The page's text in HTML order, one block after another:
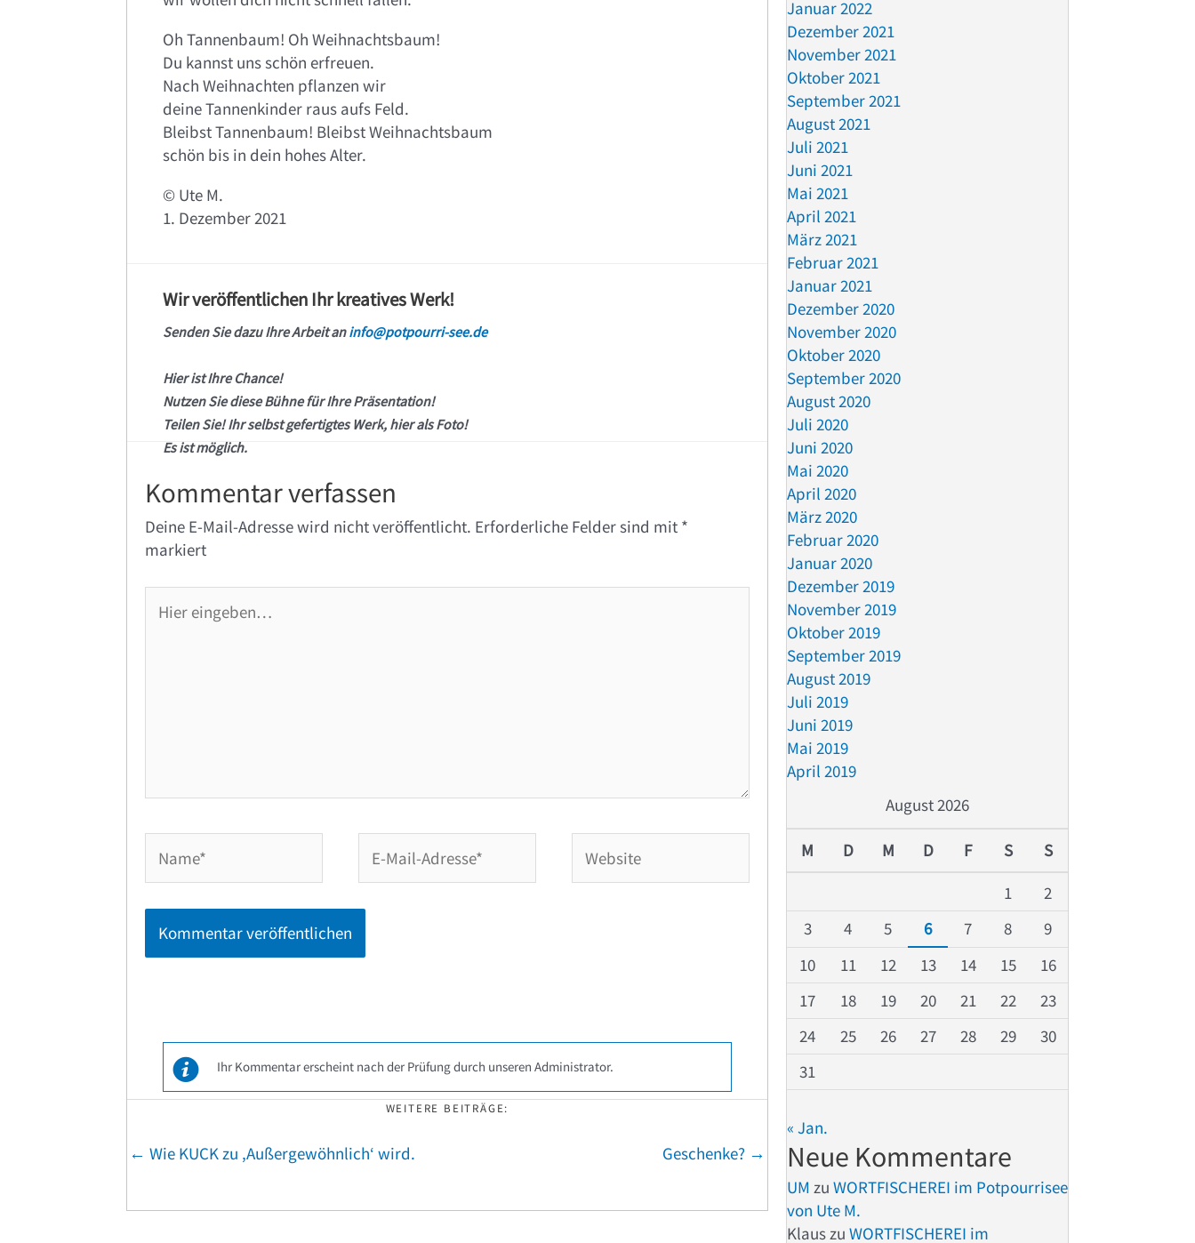
Oh Tannenbaum! Oh Weihnachtsbaum!
Du kannst uns schön erfreuen.
Nach Weihnachten pflanzen wir
deine Tannenkinder raus aufs Feld.
Bleibst Tannenbaum! Bleibst Weihnachtsbaum
schön bis in dein hohes Alter.
© Ute M.
1. Dezember 2021
Wir veröffentlichen Ihr kreatives Werk!
Senden Sie dazu Ihre Arbeit aninfo@potpourri-see.de
Hier ist Ihre Chance!
Nutzen Sie diese Bühne für Ihre Präsentation!
Teilen Sie! Ihr selbst gefertigtes Werk, hier als Foto!
Es ist möglich.
Kommentar verfassen
Deine E-Mail-Adresse wird nicht veröffentlicht. Erforderliche Felder sind mit *
markiert
eingeben…
Mail-
Adresse*
Ihr Kommentar erscheint nach der Prüfung durch unseren Administrator.
WEITERE BEITRÄGE:
Posts
navigation
← Wie KUCK zu ,Außergewöhnlich‘ wird. Geschenke? →
Januar 2022
Dezember 2021
November 2021
Oktober 2021
September 2021
August 2021
Juli 2021
Juni 2021
Mai 2021
April 2021
März 2021
Februar 2021
Januar 2021
Dezember 2020
November 2020
Oktober 2020
September 2020
August 2020
Juli 2020
Juni 2020
Mai 2020
April 2020
März 2020
Februar 2020
Januar 2020
Dezember 2019
November 2019
Oktober 2019
September 2019
August 2019
Juli 2019
Juni 2019
Mai 2019
April 2019
August 2026
M D M D F S
S
1
2
3
4 5 6 7 8
9
10
11 12 13 14 15
16
17
18 19 20 21 22
23
24
25 26 27 28 29
30
31
« Jan.
Neue Kommentare
UM zu WORTFISCHEREI im Potpourrisee
von Ute M.
Klaus zu WORTFISCHEREI im